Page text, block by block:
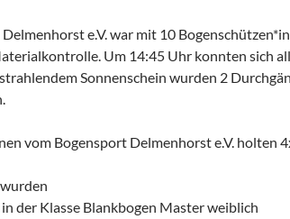
e.V. war mit 10
Um 14:45 Uhr konnten sich
Sonnenschein wurden 2
vom Bogensport Delmenhorst e.V. holten
der Klasse Blankbogen Master weiblich